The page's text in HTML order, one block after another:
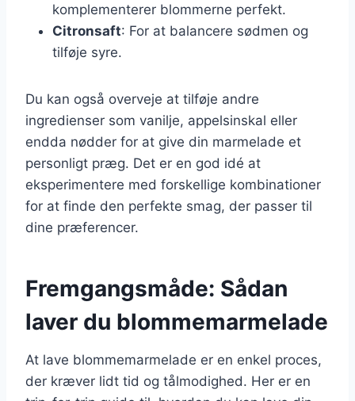
komplementerer blommerne perfekt.
Citronsaft: For at balancere sødmen og
tilføje syre.
Du kan også overveje at tilføje andre
ingredienser som vanilje, appelsinskal eller
endda nødder for at give din marmelade et
personligt præg. Det er en god idé at
eksperimentere med forskellige kombinationer
for at finde den perfekte smag, der passer til
dine præferencer.
Fremgangsmåde: Sådan
laver du blommemarmelade
At lave blommemarmelade er en enkel proces,
der kræver lidt tid og tålmodighed. Her er en